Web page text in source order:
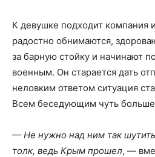
К девушке подходит компания
радостно обнимаются,
за барную стойку и начинают
военным. Он старается дать
неловким ответом ситуация
Всем беседующим чуть больше
— Не нужно над ним так
толк, ведь Крым прошел, —